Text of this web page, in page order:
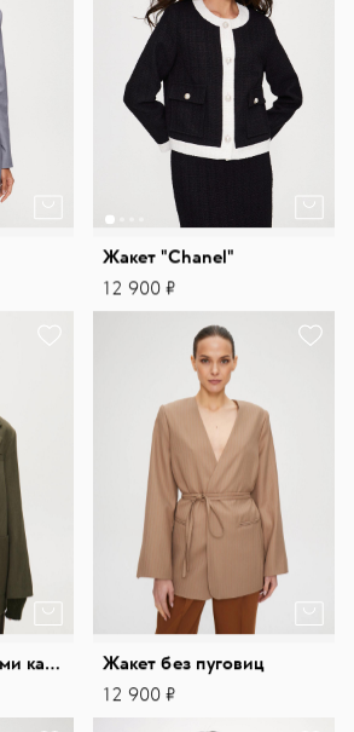
Жакет "Chanel"
12 900 ₽
Жакет с накладными карманами
Жакет без пуговиц
12 900 ₽